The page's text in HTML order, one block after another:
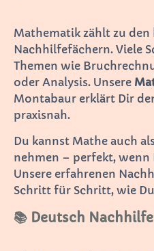
Mathematik zählt zu den
Nachhilfefächern. Viele
Themen wie
oder Analysis. Unsere
Montabaur erklärt Dir
praxisnah.
Du kannst Mathe auch
nehmen – perfekt,
Unsere erfahrenen
Schritt für Schritt, wie
📚 Deutsch